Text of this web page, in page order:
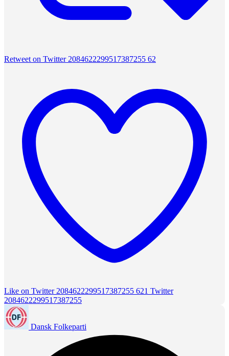
Retweet on Twitter 2084622299517387255 62
Like on Twitter 2084622299517387255 621 Twitter
2084622299517387255
Dansk Folkeparti